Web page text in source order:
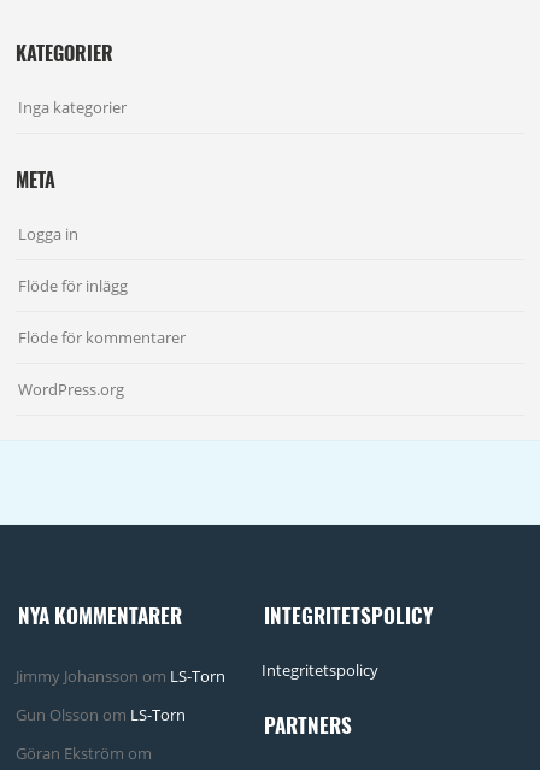
KATEGORIER
Inga kategorier
META
Logga in
Flöde för inlägg
Flöde för kommentarer
WordPress.org
NYA KOMMENTARER
Jimmy Johansson om LS-Torn
Gun Olsson om LS-Torn
Göran Ekström om
INTEGRITETSPOLICY
Integritetspolicy
PARTNERS